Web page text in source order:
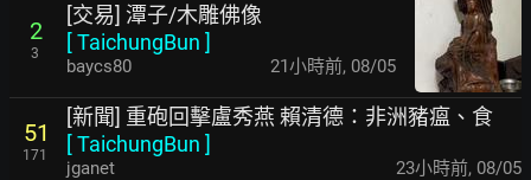
2
3
[交易] 潭子/木雕佛像
[TaichungBun ]
baycs80 21小時前, 08/05
51
171
[新聞] 重砲回擊盧秀燕 賴清德：非洲豬瘟、食
[TaichungBun ]
jganet 23小時前, 08/05